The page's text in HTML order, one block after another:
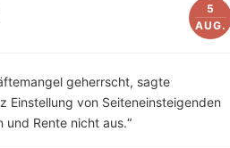
5
AUG.
geherrscht, sagte
Einstellung von Seiteneinsteigenden
Rente nicht aus.“